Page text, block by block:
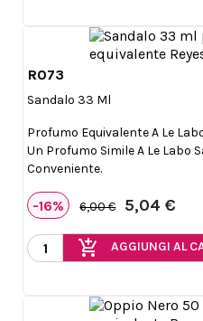
R073
Sandalo 33 Ml
Profumo Equivalente A Le
Un Profumo Simile A Le Labo
Conveniente.
-16% 6,00 € 5,04 €
add_shopping_cart AGGIUNGI AL